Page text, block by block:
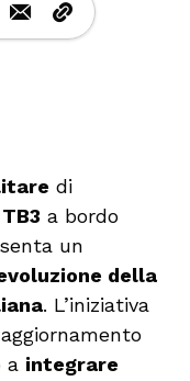
di
a bordo
un
della
. L’iniziativa
a integrare